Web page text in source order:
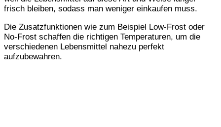
frisch bleiben, sodass man weniger einkaufen muss.
Die Zusatzfunktionen wie zum Beispiel Low-Frost oder
No-Frost schaffen die richtigen Temperaturen, um die
verschiedenen Lebensmittel nahezu perfekt
aufzubewahren.